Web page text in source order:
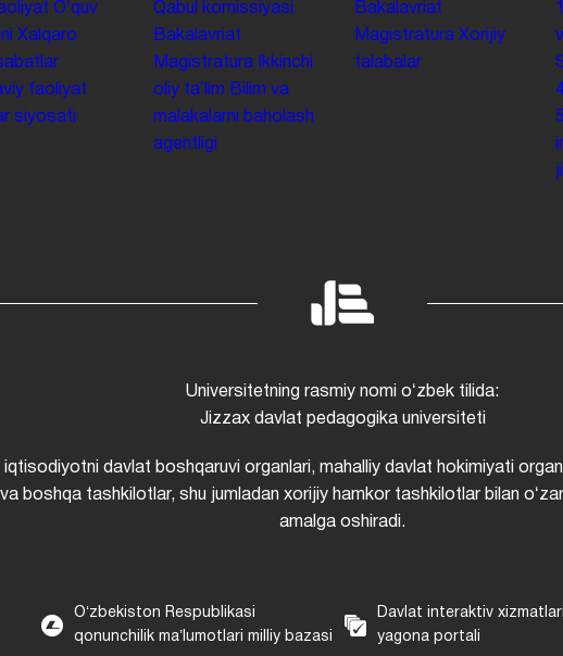
Oʻquv
Xalqaro
faoliyat
siyosati
Qabul komissiyasi
Bakalavriat
Magistratura
Ikkinchi
oliy taʼlim Bilim va
malakalarni baholash
agentligi
Bakalavriat
Magistratura Xorijiy
talabalar
Universitetning rasmiy nomi oʻzbek tilida:
Jizzax davlat pedagogika universiteti
davlat boshqaruvi organlari, mahalliy davlat hokimiyati
boshqa tashkilotlar, shu jumladan xorijiy hamkor tashkilotlar bilan
amalga oshiradi.
Oʻzbekiston Respublikasi
qonunchilik maʼlumotlari milliy bazasi
Davlat interaktiv
yagona portali